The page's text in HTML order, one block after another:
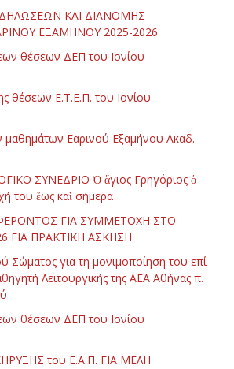
ΚΑΙ ΔΙΑΝΟΜΗΣ
ΕΞΑΜΗΝΟΥ 2025-2026
θέσεων ΔΕΠ του Ιονίου
θέσεων Ε.Τ.Ε.Π. του Ιονίου
Εαρινού Εξαμήνου Ακαδ.
ΣΥΝΕΔΡΙΟ Ὁ ἅγιος Γρηγόριος ὁ
του ἕως καὶ σήμερα
ΓΙΑ ΣΥΜΜΕΤΟΧΗ ΣΤΟ
ΓΙΑ ΠΡΑΚΤΙΚΗ ΑΣΚΗΣΗ
Σώματος για τη μονιμοποίηση του επί
Λειτουργικής της ΑΕΑ Αθήνας π.
θέσεων ΔΕΠ του Ιονίου
του Ε.Α.Π. ΓΙΑ ΜΕΛΗ